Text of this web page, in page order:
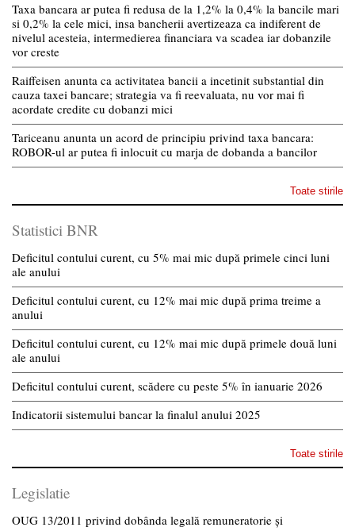
Taxa bancara ar putea fi redusa de la 1,2% la 0,4% la bancile mari
si 0,2% la cele mici, insa bancherii avertizeaza ca indiferent de
nivelul acesteia, intermedierea financiara va scadea iar dobanzile
vor creste
Raiffeisen anunta ca activitatea bancii a incetinit substantial din
cauza taxei bancare; strategia va fi reevaluata, nu vor mai fi
acordate credite cu dobanzi mici
Tariceanu anunta un acord de principiu privind taxa bancara:
ROBOR-ul ar putea fi inlocuit cu marja de dobanda a bancilor
Toate stirile
Statistici BNR
Deficitul contului curent, cu 5% mai mic după primele cinci luni
ale anului
Deficitul contului curent, cu 12% mai mic după prima treime a
anului
Deficitul contului curent, cu 12% mai mic după primele două luni
ale anului
Deficitul contului curent, scădere cu peste 5% în ianuarie 2026
Indicatorii sistemului bancar la finalul anului 2025
Toate stirile
Legislatie
OUG 13/2011 privind dobânda legală remuneratorie și